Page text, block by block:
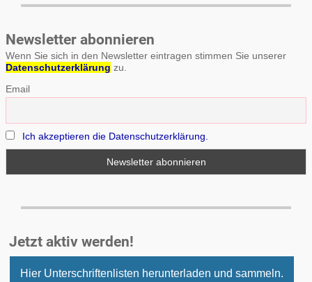
Newsletter abonnieren
Wenn Sie sich in den Newsletter eintragen stimmen Sie unserer
Datenschutzerklärung zu.
Email
Ich akzeptieren die Datenschutzerklärung.
Jetzt aktiv werden!
Hier Unterschriftenlisten herunterladen und sammeln.